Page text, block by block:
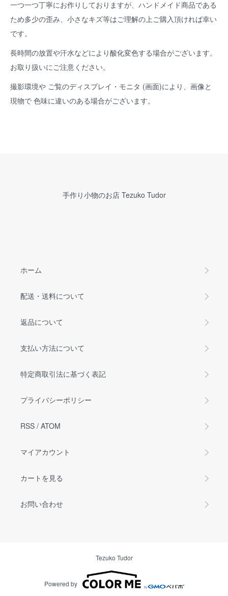
一つ一つ丁寧にお作りしておりますが、ハンドメイド商品である
ため多少の歪み、小さなキズ等はご理解の上ご購入頂ければ幸い
です。
長時間の放置や汗水などにより酸化変色する場合がございます。
お取り扱いにご注意ください。
撮影環境や ご覧のディスプレイ・モニタ (画面)により、画像と
現物で 色味に違いのある場合がございます。
手作り小物のお店 Tezuko Tudor
ホーム
配送・送料について
返品について
支払い方法について
特定商取引法に基づく表記
プライバシーポリシー
RSS / ATOM
マイアカウント
カートを見る
お問い合わせ
Tezuko Tudor
Powered by